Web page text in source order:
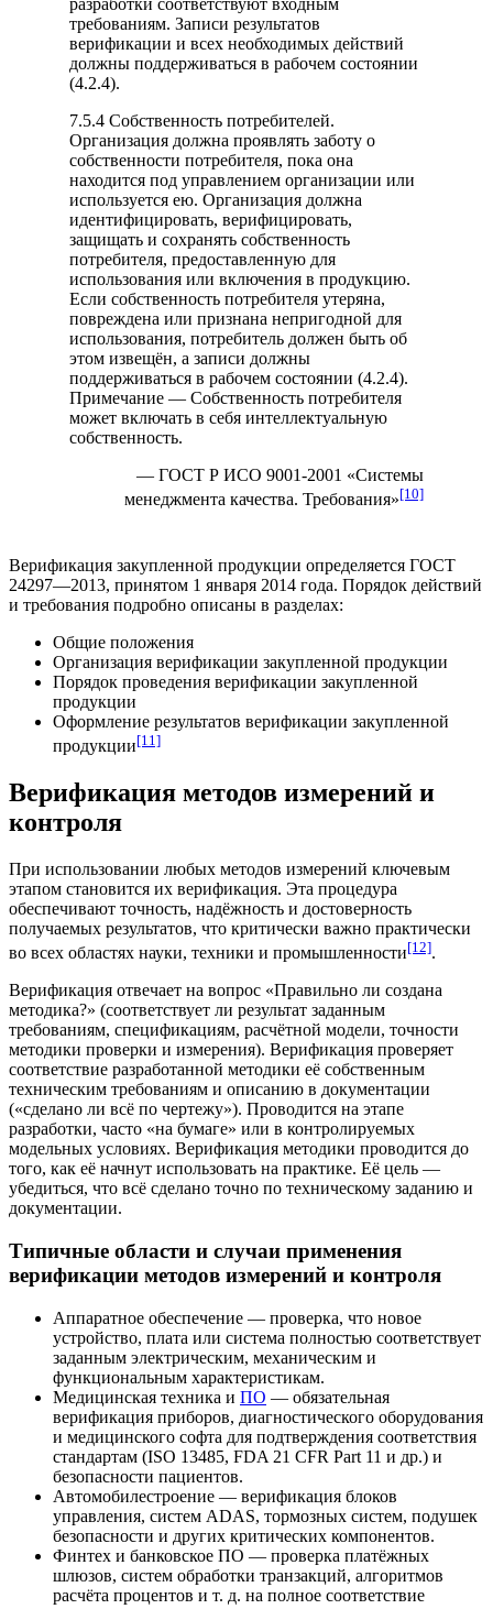
требованиям. Записи результатов
верификации и всех необходимых действий
должны поддерживаться в рабочем состоянии
(4.2.4).
7.5.4 Собственность потребителей.
Организация должна проявлять заботу о
собственности потребителя, пока она
находится под управлением организации или
используется ею. Организация должна
идентифицировать, верифицировать,
защищать и сохранять собственность
потребителя, предоставленную для
использования или включения в продукцию.
Если собственность потребителя утеряна,
повреждена или признана непригодной для
использования, потребитель должен быть об
этом извещён, а записи должны
поддерживаться в рабочем состоянии (4.2.4).
Примечание — Собственность потребителя
может включать в себя интеллектуальную
собственность.
— ГОСТ Р ИСО 9001-2001 «Системы
менеджмента качества. Требования»[10]
Верификация закупленной продукции определяется ГОСТ
24297—2013, принятом 1 января 2014 года. Порядок действий
и требования подробно описаны в разделах:
Общие положения
Организация верификации закупленной продукции
Порядок проведения верификации закупленной
продукции
Оформление результатов верификации закупленной
продукции[11]
Верификация методов измерений и
контроля
При использовании любых методов измерений ключевым
этапом становится их верификация. Эта процедура
обеспечивают точность, надёжность и достоверность
получаемых результатов, что критически важно практически
во всех областях науки, техники и промышленности[12].
Верификация отвечает на вопрос «Правильно ли создана
методика?» (соответствует ли результат заданным
требованиям, спецификациям, расчётной модели, точности
методики проверки и измерения). Верификация проверяет
соответствие разработанной методики её собственным
техническим требованиям и описанию в документации
(«сделано ли всё по чертежу»). Проводится на этапе
разработки, часто «на бумаге» или в контролируемых
модельных условиях. Верификация методики проводится до
того, как её начнут использовать на практике. Её цель —
убедиться, что всё сделано точно по техническому заданию и
документации.
Типичные области и случаи применения
верификации методов измерений и контроля
Аппаратное обеспечение — проверка, что новое
устройство, плата или система полностью соответствует
заданным электрическим, механическим и
функциональным характеристикам.
Медицинская техника и ПО — обязательная
верификация приборов, диагностического оборудования
и медицинского софта для подтверждения соответствия
стандартам (ISO 13485, FDA 21 CFR Part 11 и др.) и
безопасности пациентов.
Автомобилестроение — верификация блоков
управления, систем ADAS, тормозных систем, подушек
безопасности и других критических компонентов.
Финтех и банковское ПО — проверка платёжных
шлюзов, систем обработки транзакций, алгоритмов
расчёта процентов и т. д. на полное соответствие